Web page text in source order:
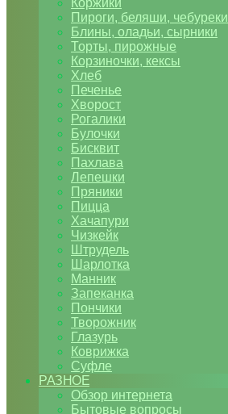
Коржики
Пироги, беляши, чебуреки
Блины, оладьи, сырники
Торты, пирожные
Корзиночки, кексы
Хлеб
Печенье
Хворост
Рогалики
Булочки
Бисквит
Пахлава
Лепешки
Пряники
Пицца
Хачапури
Чизкейк
Штрудель
Шарлотка
Манник
Запеканка
Пончики
Творожник
Глазурь
Коврижка
Суфле
РАЗНОЕ
Обзор интернета
Бытовые вопросы